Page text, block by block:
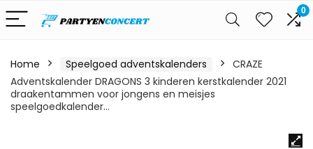
0
Home Speelgoed adventskalenders
CRAZE
Adventskalender DRAGONS 3 kinderen kerstkalender 2021
draakentammen voor jongens en meisjes
speelgoedkalender…